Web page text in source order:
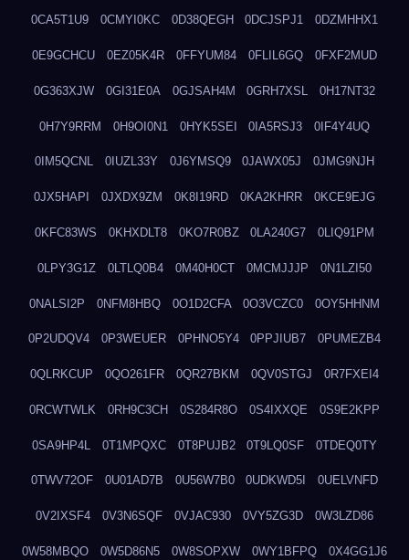
0CA5T1U9 0CMYI0KC 0D38QEGH 0DCJSPJ1 0DZMHHX1
0E9GCHCU 0EZ05K4R 0FFYUM84 0FLIL6GQ 0FXF2MUD
0G363XJW 0GI31E0A 0GJSAH4M 0GRH7XSL 0H17NT32
0H7Y9RRM 0H9OI0N1 0HYK5SEI 0IA5RSJ3 0IF4Y4UQ
0IM5QCNL 0IUZL33Y 0J6YMSQ9 0JAWX05J 0JMG9NJH
0JX5HAPI 0JXDX9ZM 0K8I19RD 0KA2KHRR 0KCE9EJG
0KFC83WS 0KHXDLT8 0KO7R0BZ 0LA240G7 0LIQ91PM
0LPY3G1Z 0LTLQ0B4 0M40H0CT 0MCMJJJP 0N1LZI50
0NALSI2P 0NFM8HBQ 0O1D2CFA 0O3VCZC0 0OY5HHNM
0P2UDQV4 0P3WEUER 0PHNO5Y4 0PPJIUB7 0PUMEZB4
0QLRKCUP 0QO261FR 0QR27BKM 0QV0STGJ 0R7FXEI4
0RCWTWLK 0RH9C3CH 0S284R8O 0S4IXXQE 0S9E2KPP
0SA9HP4L 0T1MPQXC 0T8PUJB2 0T9LQ0SF 0TDEQ0TY
0TWV72OF 0U01AD7B 0U56W7B0 0UDKWD5I 0UELVNFD
0V2IXSF4 0V3N6SQF 0VJAC930 0VY5ZG3D 0W3LZD86
0W58MBQO 0W5D86N5 0W8SOPXW 0WY1BFPQ 0X4GG1J6